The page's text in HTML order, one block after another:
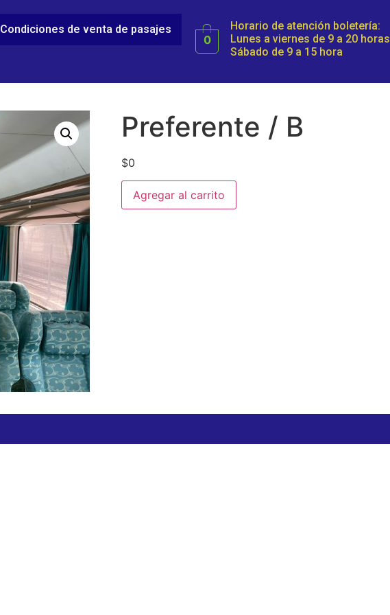
Condiciones de venta de pasajes
0
Horario de atención boletería:
Lunes a viernes de 9 a 20 horas
Sábado de 9 a 15 hora
Preferente / B
$0
Agregar al carrito